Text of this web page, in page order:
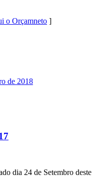
o Orçamneto ]
de 2018
dia 24 de Setembro deste